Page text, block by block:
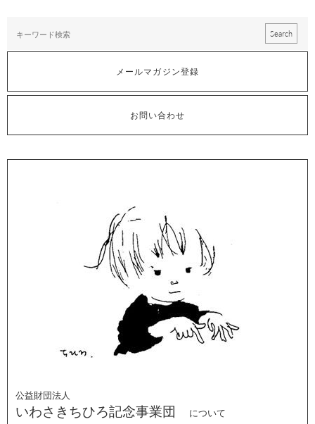
メールマガジン登録
お問い合わせ
公益財団法人
いわさきちひろ記念事業団 について